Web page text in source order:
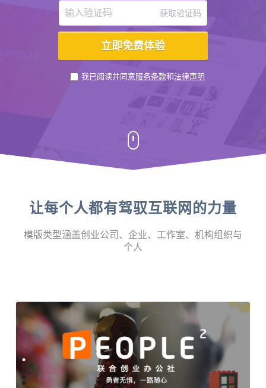
获取验证码
我已阅读并同意服务条款和法律声明
让每个人都有驾驭互联网的力量
模版类型涵盖创业公司、企业、工作室、机构组织与
个人